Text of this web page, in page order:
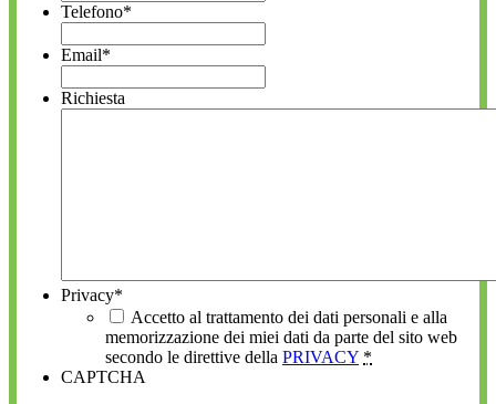
Telefono*
Email*
Richiesta
Privacy*
Accetto al trattamento dei dati personali e alla
memorizzazione dei miei dati da parte del sito web
secondo le direttive della PRIVACY *
CAPTCHA